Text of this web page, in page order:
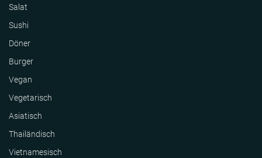
Salat
Sushi
Döner
Burger
Vegan
Vegetarisch
Asiatisch
Thailändisch
Vietnamesisch